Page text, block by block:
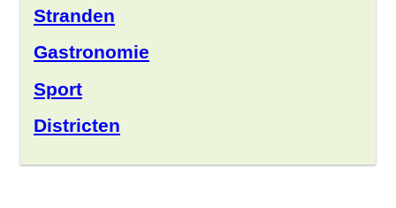
Stranden
Gastronomie
Sport
Districten